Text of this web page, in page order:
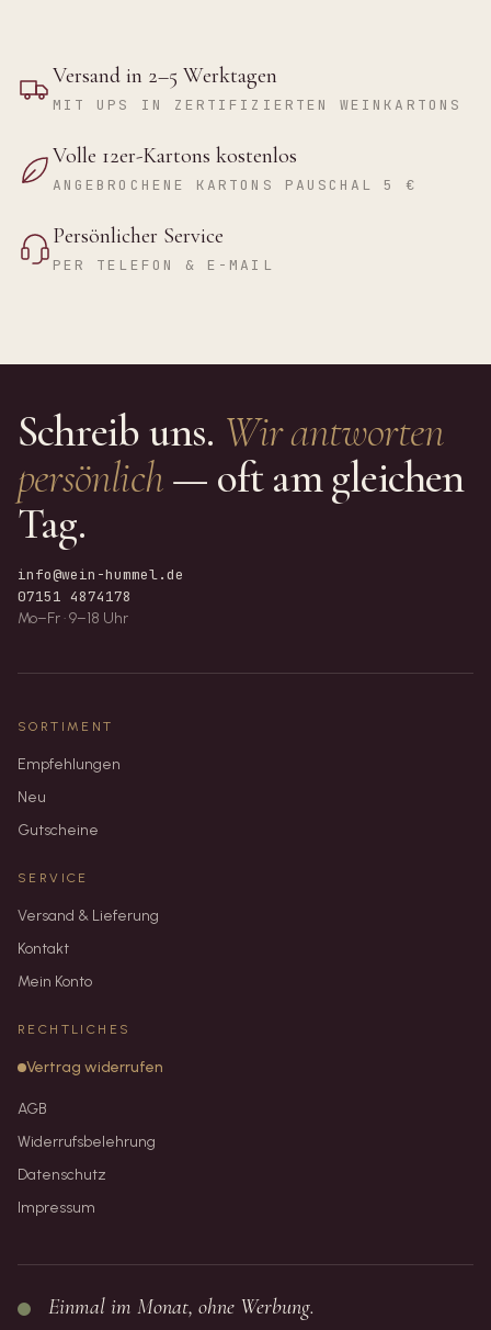
Versand in 2–5 Werktagen
MIT UPS IN ZERTIFIZIERTEN WEINKARTONS
Volle 12er-Kartons kostenlos
ANGEBROCHENE KARTONS PAUSCHAL 5 €
Persönlicher Service
PER TELEFON & E-MAIL
Schreib uns. Wir antworten
persönlich— oft am gleichen
Tag.
info@wein-hummel.de
07151 4874178
Mo–Fr · 9–18 Uhr
SORTIMENT
Empfehlungen
Neu
Gutscheine
SERVICE
Versand & Lieferung
Kontakt
Mein Konto
RECHTLICHES
Vertrag widerrufen
AGB
Widerrufsbelehrung
Datenschutz
Impressum
Einmal im Monat, ohne Werbung.